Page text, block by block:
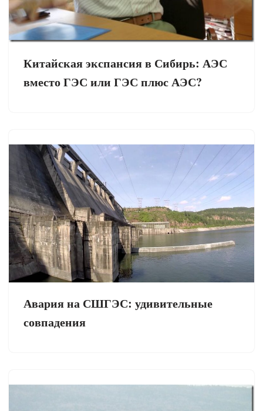
Китайская экспансия в Сибирь: АЭС
вместо ГЭС или ГЭС плюс АЭС?
Авария на СШГЭС: удивительные
совпадения